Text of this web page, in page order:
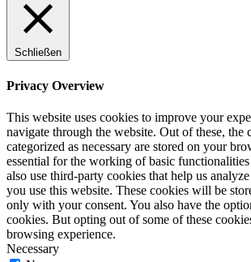
Schließen
Privacy Overview
This website uses cookies to improve your
navigate through the website. Out of these, the
categorized as necessary are stored on your
essential for the working of basic
also use third-party cookies that help us
you use this website. These cookies will be
only with your consent. You also have the
cookies. But opting out of some of these
browsing experience.
Necessary